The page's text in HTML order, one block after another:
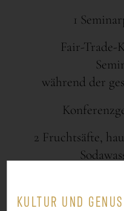
1
Fair-Trade-
während der
2 Fruchtsäfte,
KULTUR UND